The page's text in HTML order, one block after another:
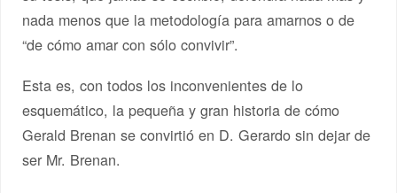
nada menos que la metodología para amarnos o de
“de cómo amar con sólo convivir”.
Esta es, con todos los inconvenientes de lo
esquemático, la pequeña y gran historia de cómo
Gerald Brenan se convirtió en D. Gerardo sin dejar de
ser Mr. Brenan.